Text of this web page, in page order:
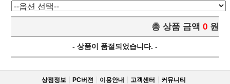
총 상품 금액 0 원
- 상품이 품절되었습니다. -
상점정보 PC버젼 이용안내 고객센터 커뮤니티